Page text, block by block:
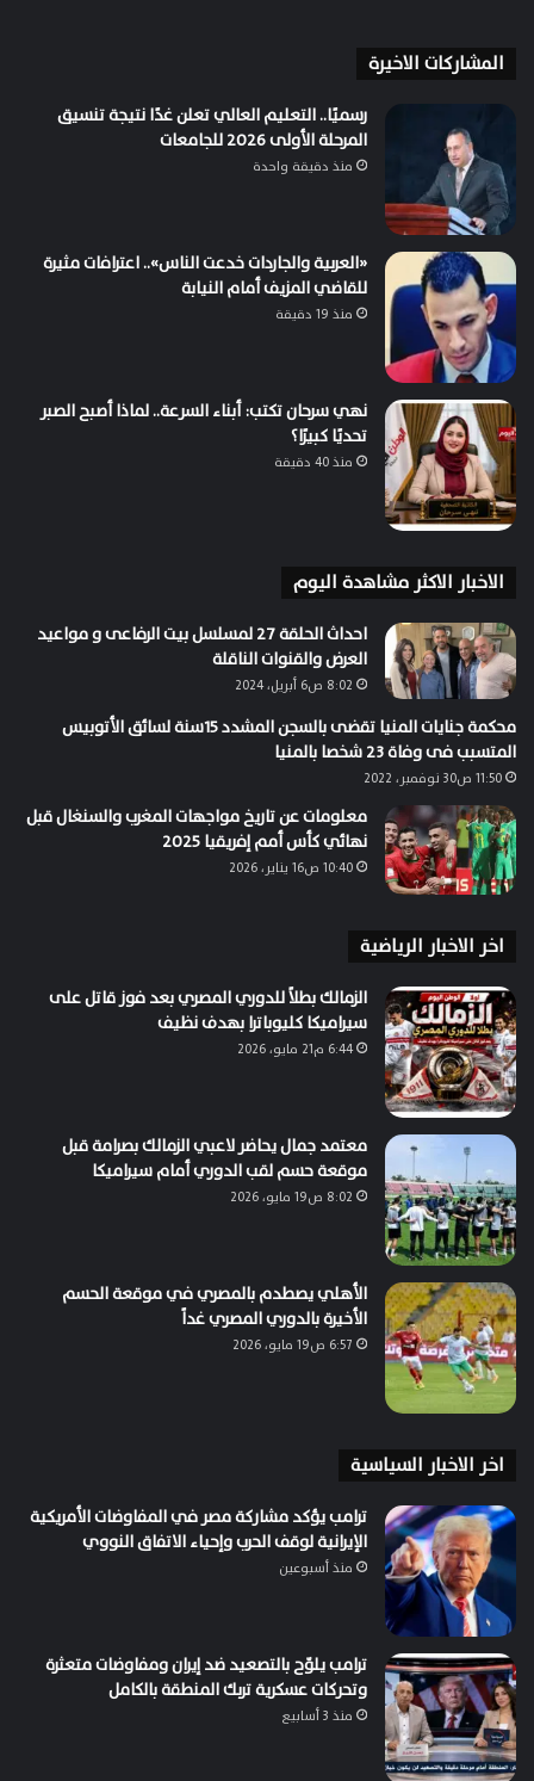
المشاركات الاخيرة
رسميًا.. التعليم العالي تعلن غدًا نتيجة تنسيق
المرحلة الأولى 2026 للجامعات
منذ دقيقة واحدة
«العربية والجاردات خدعت الناس».. اعترافات مثيرة
للقاضي المزيف أمام النيابة
منذ 19 دقيقة
نهي سرحان تكتب: أبناء السرعة.. لماذا أصبح الصبر
تحديًا كبيرًا؟
منذ 40 دقيقة
الاخبار الاكثر مشاهدة اليوم
احداث الحلقة 27 لمسلسل بيت الرفاعى و مواعيد
العرض والقنوات الناقلة
8:02 ص6 أبريل، 2024
محكمة جنايات المنيا تقضى بالسجن المشدد 15سنة لسائق الأتوبيس
المتسبب فى وفاة 23 شخصا بالمنيا
11:50 ص30 نوفمبر، 2022
معلومات عن تاريخ مواجهات المغرب والسنغال قبل
نهائي كأس أمم إفريقيا 2025
10:40 ص16 يناير، 2026
اخر الاخبار الرياضية
الزمالك بطلاً للدوري المصري بعد فوز قاتل على
سيراميكا كليوباترا بهدف نظيف
6:44 م21 مايو، 2026
معتمد جمال يحاضر لاعبي الزمالك بصرامة قبل
موقعة حسم لقب الدوري أمام سيراميكا
8:02 ص19 مايو، 2026
الأهلي يصطدم بالمصري في موقعة الحسم
الأخيرة بالدوري المصري غداً
6:57 ص19 مايو، 2026
اخر الاخبار السياسية
ترامب يؤكد مشاركة مصر في المفاوضات الأمريكية
الإيرانية لوقف الحرب وإحياء الاتفاق النووي
منذ أسبوعين
ترامب يلوّح بالتصعيد ضد إيران ومفاوضات متعثرة
وتحركات عسكرية تربك المنطقة بالكامل
منذ 3 أسابيع